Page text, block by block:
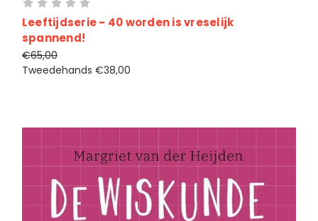
Leeftijdserie - 40 worden is vreselijk
spannend!
€65,00
Tweedehands €38,00